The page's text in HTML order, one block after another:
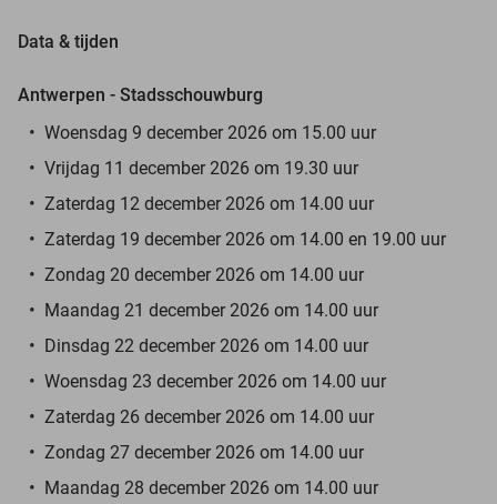
Data & tijden
Antwerpen - Stadsschouwburg
Woensdag 9 december 2026 om 15.00 uur
Vrijdag 11 december 2026 om 19.30 uur
Zaterdag 12 december 2026 om 14.00 uur
Zaterdag 19 december 2026 om 14.00 en 19.00 uur
Zondag 20 december 2026 om 14.00 uur
Maandag 21 december 2026 om 14.00 uur
Dinsdag 22 december 2026 om 14.00 uur
Woensdag 23 december 2026 om 14.00 uur
Zaterdag 26 december 2026 om 14.00 uur
Zondag 27 december 2026 om 14.00 uur
Maandag 28 december 2026 om 14.00 uur